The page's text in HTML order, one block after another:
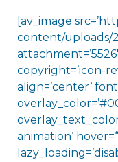
[av_image
content/uploads/
copyright=’icon-
align=’center‘
animation‘